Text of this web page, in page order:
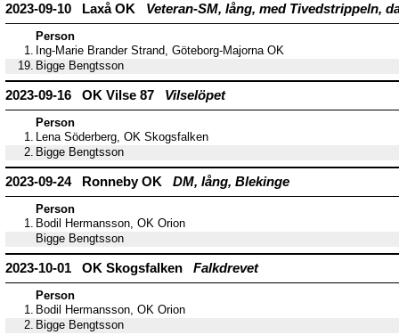
2023-09-10 Laxå OK Veteran-SM, lång, med Tivedstrippeln,
Person
1. Ing-Marie Brander Strand, Göteborg-Majorna OK
19. Bigge Bengtsson
2023-09-16 OK Vilse 87 Vilselöpet
Person
1. Lena Söderberg, OK Skogsfalken
2. Bigge Bengtsson
2023-09-24 Ronneby OK DM, lång, Blekinge
Person
1. Bodil Hermansson, OK Orion
Bigge Bengtsson
2023-10-01 OK Skogsfalken Falkdrevet
Person
1. Bodil Hermansson, OK Orion
2. Bigge Bengtsson